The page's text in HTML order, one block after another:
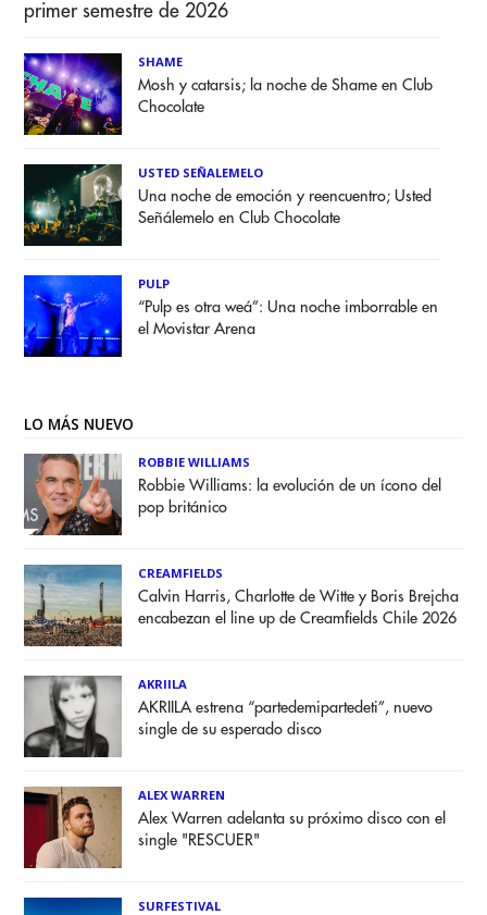
primer semestre de 2026
SHAME
Mosh y catarsis; la noche de Shame en Club
Chocolate
USTED SEÑALEMELO
Una noche de emoción y reencuentro; Usted
Señálemelo en Club Chocolate
PULP
“Pulp es otra weá”: Una noche imborrable en
el Movistar Arena
LO MÁS NUEVO
ROBBIE WILLIAMS
Robbie Williams: la evolución de un ícono del
pop británico
CREAMFIELDS
Calvin Harris, Charlotte de Witte y Boris Brejcha
encabezan el line up de Creamfields Chile 2026
AKRIILA
AKRIILA estrena “partedemipartedeti”, nuevo
single de su esperado disco
ALEX WARREN
Alex Warren adelanta su próximo disco con el
single "RESCUER"
SURFESTIVAL